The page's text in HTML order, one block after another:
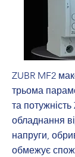
ZUBR MF2
трьома
та
обладнання
напруги,
обмежує